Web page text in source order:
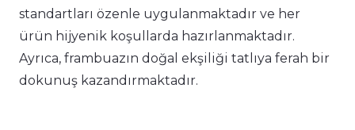
standartları özenle uygulanmaktadır ve her
ürün hijyenik koşullarda hazırlanmaktadır.
Ayrıca, frambuazın doğal ekşiliği tatlıya ferah bir
dokunuş kazandırmaktadır.